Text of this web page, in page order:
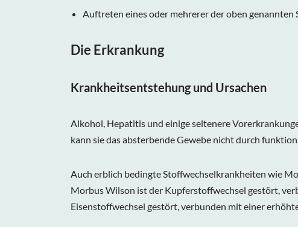
Auftreten eines oder mehrerer der oben genannten
Die Erkrankung
Krankheitsentstehung und Ursachen
Alkohol, Hepatitis und einige seltenere
kann sie das absterbende Gewebe nicht durch
Auch erblich bedingte Stoffwechselkrankheiten wie
Morbus Wilson ist der Kupferstoffwechsel gestört,
Eisenstoffwechsel gestört, verbunden mit einer